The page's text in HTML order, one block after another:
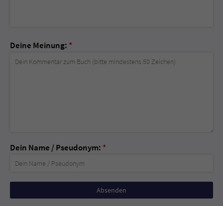
Deine Meinung: *
Dein Name / Pseudonym: *
Nicht
ausfüllen!